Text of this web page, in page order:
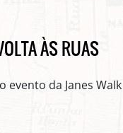
ÀS RUAS
evento da Janes Walk